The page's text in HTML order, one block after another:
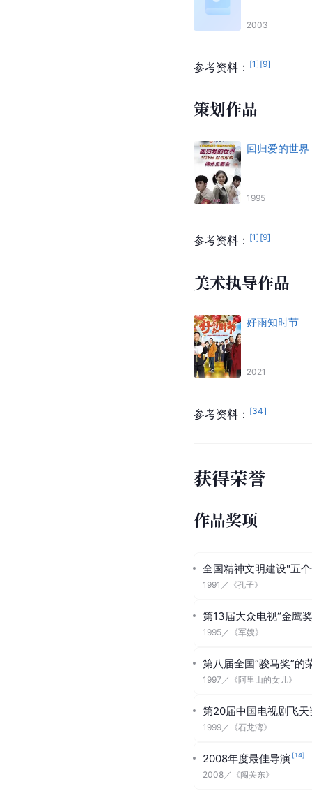
2003
参考资料： [1] [9]
策划作品
回归爱的世界
1995
参考资料： [1] [9]
美术执导作品
好雨知时节
2021
参考资料： [34]
获得荣誉
作品奖项
全国精神文明建设"五
1991 ／ 《孔子》
第13届大众电视“金鹰
1995 ／ 《军嫂》
第八届全国“骏马奖”的
1997 ／ 《阿里山的女儿》
第20届中国电视剧飞
1999 ／ 《石龙湾》
2008年度最佳导演 [14]
2008 ／ 《闯关东》